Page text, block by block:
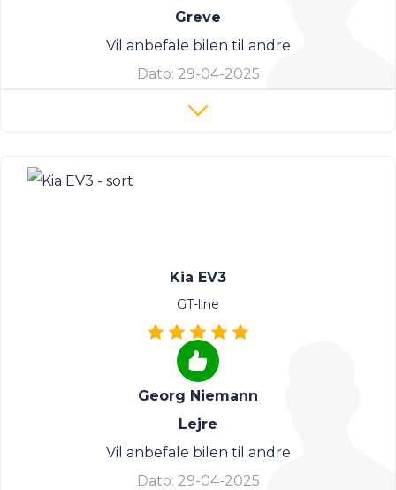
Greve
Vil anbefale bilen til andre
Dato: 29-04-2025
Kia EV3
GT-line
Georg Niemann
Lejre
Vil anbefale bilen til andre
Dato: 29-04-2025